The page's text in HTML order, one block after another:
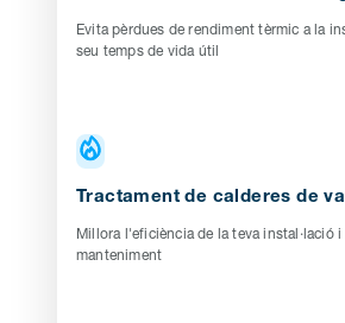
Evita pèrdues de rendiment tèrmic a la
seu temps de vida útil
Tractament de calderes de
Millora l'eficiència de la teva instal·lació
manteniment